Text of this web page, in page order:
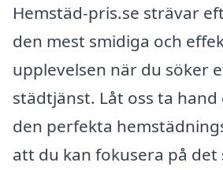
Hemstäd-pris.se strävar
den mest smidiga och
upplevelsen när du söker
städtjänst. Låt oss ta hand
den perfekta
att du kan fokusera på det